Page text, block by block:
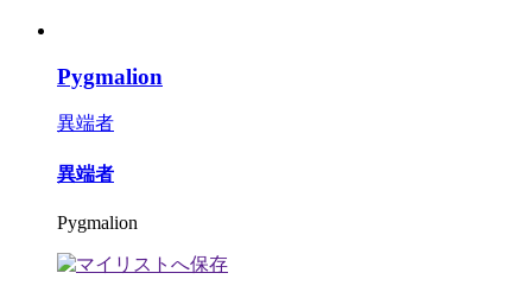
Pygmalion
異端者
異端者
Pygmalion